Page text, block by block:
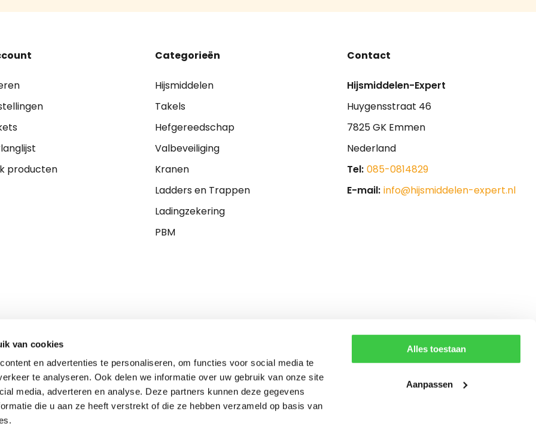
van cookies
en advertenties te personaliseren, om functies voor social media te
te analyseren. Ook delen we informatie over uw gebruik van onze site
media, adverteren en analyse. Deze partners kunnen deze gegevens
die u aan ze heeft verstrekt of die ze hebben verzameld op basis van
Alles toestaan
Aanpassen
producten
Categorieën
Hijsmiddelen
Takels
Hefgereedschap
Valbeveiliging
Kranen
Ladders en Trappen
Ladingzekering
PBM
Contact
Hijsmiddelen-Expert
Huygensstraat 46
7825 GK Emmen
Nederland
Tel: 085-0814829
E-mail: info@hijsmiddelen-expert.nl